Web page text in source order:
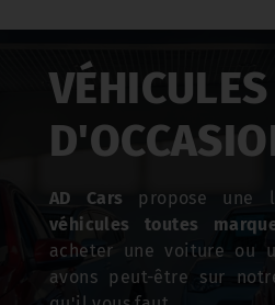
VÉHICULES
AD Cars propose une
véhicules toutes
acheter une voiture ou
avons peut-être sur